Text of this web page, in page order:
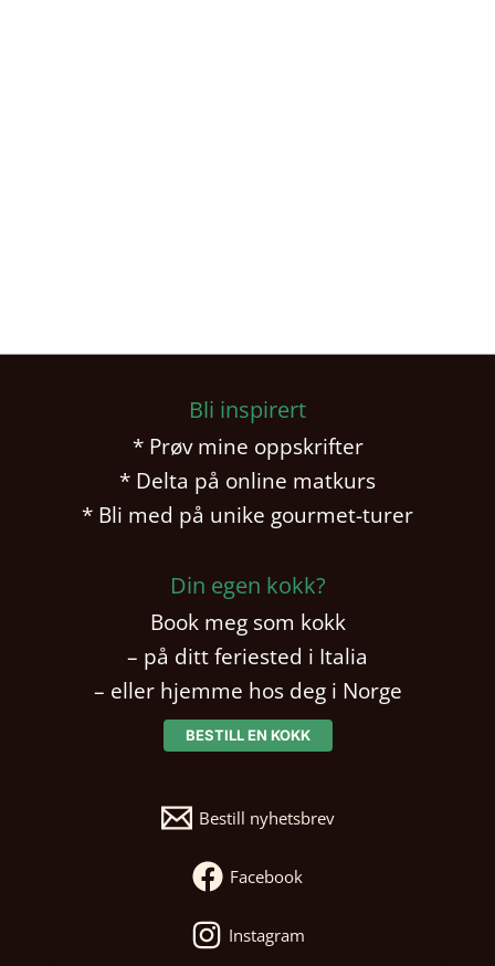
Bli inspirert
* Prøv mine oppskrifter
* Delta på online matkurs
* Bli med på unike gourmet-turer
Din egen kokk?
Book meg som kokk
– på ditt feriested i Italia
– eller hjemme hos deg i Norge
BESTILL EN KOKK
Bestill nyhetsbrev
Facebook
Instagram